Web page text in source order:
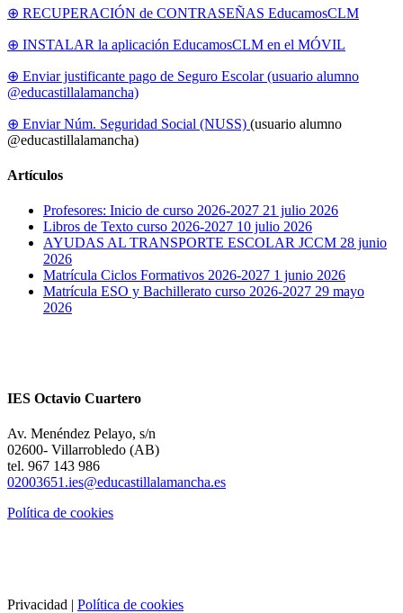
⊕ RECUPERACIÓN de CONTRASEÑAS EducamosCLM
⊕ INSTALAR la aplicación EducamosCLM en el MÓVIL
⊕ Enviar justificante pago de Seguro Escolar (usuario alumno
@educastillalamancha)
⊕ Enviar Núm. Seguridad Social (NUSS) (usuario alumno
@educastillalamancha)
Artículos
Profesores: Inicio de curso 2026-2027 21 julio 2026
Libros de Texto curso 2026-2027 10 julio 2026
AYUDAS AL TRANSPORTE ESCOLAR JCCM 28 junio
2026
Matrícula Ciclos Formativos 2026-2027 1 junio 2026
Matrícula ESO y Bachillerato curso 2026-2027 29 mayo
2026
IES Octavio Cuartero
Av. Menéndez Pelayo, s/n
02600- Villarrobledo (AB)
tel. 967 143 986
02003651.ies@educastillalamancha.es
Política de cookies
Privacidad | Política de cookies